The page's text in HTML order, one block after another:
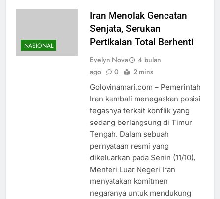
NASIONAL
Iran Menolak Gencatan
Senjata, Serukan
Pertikaian Total Berhenti
Evelyn Nova
4 bulan
ago
0 2 mins
Golovinamari.com – Pemerintah
Iran kembali menegaskan posisi
tegasnya terkait konflik yang
sedang berlangsung di Timur
Tengah. Dalam sebuah
pernyataan resmi yang
dikeluarkan pada Senin (11/10),
Menteri Luar Negeri Iran
menyatakan komitmen
negaranya untuk mendukung